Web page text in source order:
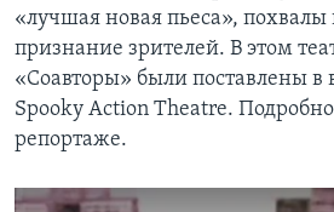
«лучшая новая пьеса»,
признание зрителей. В этом
«Соавторы» были поставлены
Spooky Action Theatre.
репортаже.